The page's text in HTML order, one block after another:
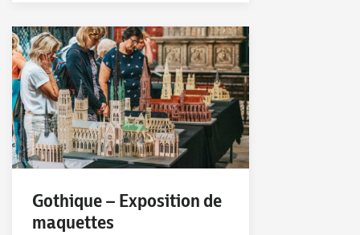
Gothique – Exposition de
maquettes